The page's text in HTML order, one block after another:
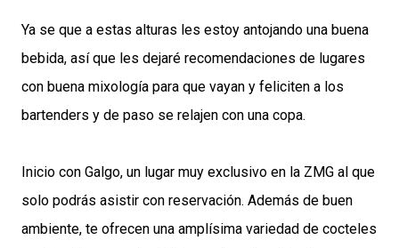
Ya se que a estas alturas les estoy antojando una buena
bebida, así que les dejaré recomendaciones de lugares
con buena mixología para que vayan y feliciten a los
bartenders y de paso se relajen con una copa.
Inicio con Galgo, un lugar muy exclusivo en la ZMG al que
solo podrás asistir con reservación. Además de buen
ambiente, te ofrecen una amplísima variedad de cocteles